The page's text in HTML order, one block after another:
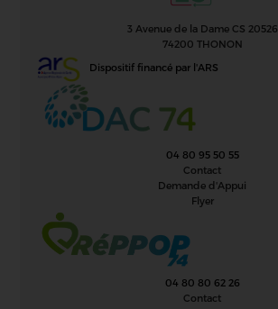
3 Avenue de la Dame CS 20526
74200 THONON
Dispositif financé par l'ARS
04 80 95 50 55
Contact
Demande d'Appui
Flyer
04 80 80 62 26
Contact